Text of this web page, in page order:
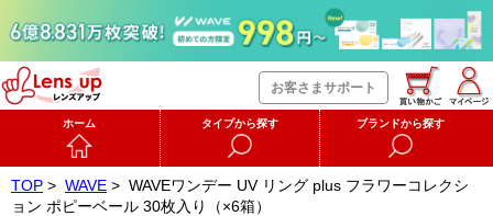
お客さまサポート
ホーム タイプから探す ブランドから探す
TOP > WAVE > WAVEワンデー UV リング plus フラワーコレクシ
ョン ポピーベール 30枚入り（×6箱）